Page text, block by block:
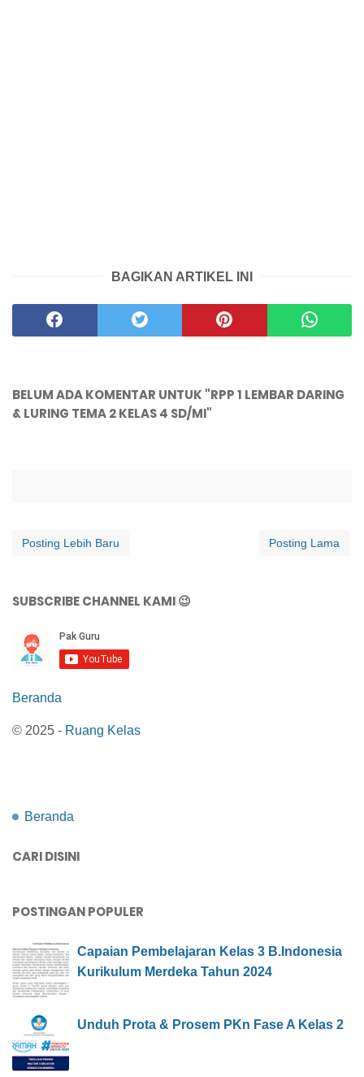
BAGIKAN ARTIKEL INI
BELUM ADA KOMENTAR UNTUK "RPP 1 LEMBAR DARING
& LURING TEMA 2 KELAS 4 SD/MI"
Posting Lebih Baru Posting Lama
SUBSCRIBE CHANNEL KAMI 😉
Beranda
© 2025 - Ruang Kelas
Beranda
CARI DISINI
POSTINGAN POPULER
Capaian Pembelajaran Kelas 3 B.Indonesia
Kurikulum Merdeka Tahun 2024
Unduh Prota & Prosem PKn Fase A Kelas 2